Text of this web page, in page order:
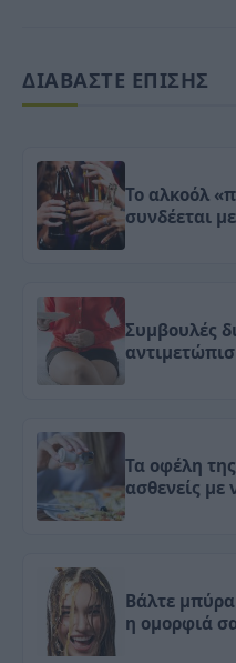
ΔΙΑΒΑΣΤΕ ΕΠΙΣΗΣ
Το αλκοόλ
συνδέεται
Συμβουλές
Τα οφέλη
ασθενείς
Βάλτε
η ομορφιά